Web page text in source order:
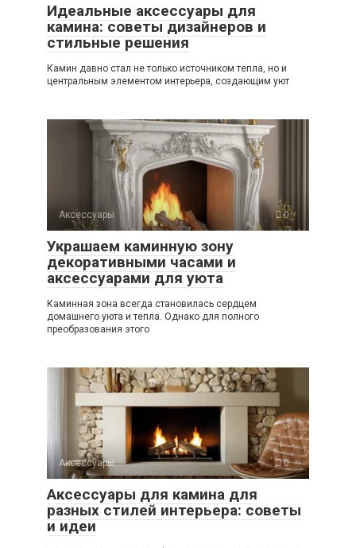
Идеальные аксессуары для
камина: советы дизайнеров и
стильные решения
Камин давно стал не только источником тепла, но и
центральным элементом интерьера, создающим уют
Аксессуары 0
Украшаем каминную зону
декоративными часами и
аксессуарами для уюта
Каминная зона всегда становилась сердцем
домашнего уюта и тепла. Однако для полного
преобразования этого
Аксессуары 0
Аксессуары для камина для
разных стилей интерьера: советы
и идеи